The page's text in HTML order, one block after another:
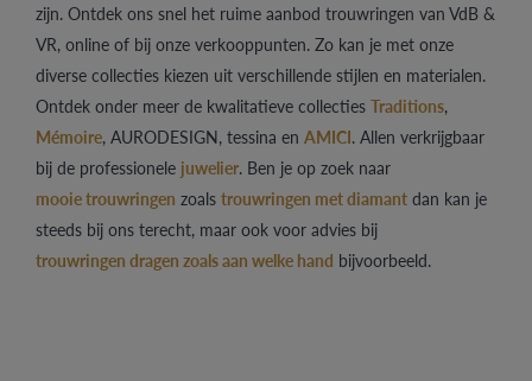
zijn. Ontdek ons snel het ruime aanbod trouwringen van VdB &
VR, online of bij onze verkooppunten. Zo kan je met onze
diverse collecties kiezen uit verschillende stijlen en materialen.
Ontdek onder meer de kwalitatieve collecties Traditions,
Mémoire, AURODESIGN, tessina en AMICI. Allen verkrijgbaar
bij de professionele juwelier. Ben je op zoek naar
mooie trouwringen zoals trouwringen met diamant dan kan je
steeds bij ons terecht, maar ook voor advies bij
trouwringen dragen zoals aan welke hand bijvoorbeeld.